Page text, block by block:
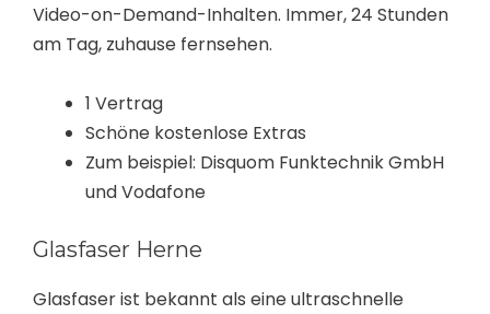
Video-on-Demand-Inhalten. Immer, 24 Stunden
am Tag, zuhause fernsehen.
1 Vertrag
Schöne kostenlose Extras
Zum beispiel: Disquom Funktechnik GmbH
und Vodafone
Glasfaser Herne
Glasfaser ist bekannt als eine ultraschnelle